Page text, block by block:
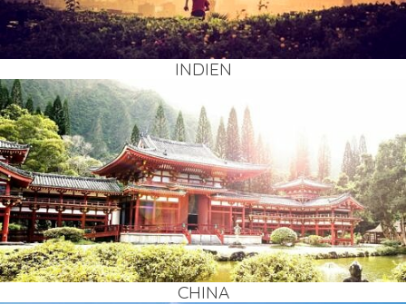
INDI­EN
CHI­NA